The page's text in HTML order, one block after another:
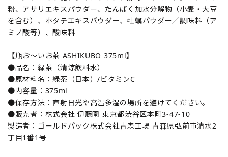
粉、アサリエキスパウダー、たんぱく加水分解物（小麦・大豆
を含む）、ホタテエキスパウダー、牡蠣パウダー／調味料（ア
ミノ酸等）、酸味料
【瓶お～いお茶 ASHIKUBO 375ml】
●品名：緑茶（清涼飲料水）
●原材料名：緑茶（日本）/ビタミンC
●内容量：375ml
●保存方法：直射日光や高温多湿の場所を避けてください。
●販売者：株式会社 伊藤園 東京都渋谷区本町3-47-10
製造者：ゴールドパック株式会社青森工場 青森県弘前市清水2
丁目1番1号